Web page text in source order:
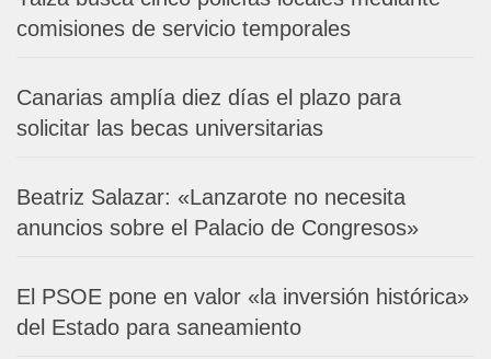
comisiones de servicio temporales
Canarias amplía diez días el plazo para
solicitar las becas universitarias
Beatriz Salazar: «Lanzarote no necesita
anuncios sobre el Palacio de Congresos»
El PSOE pone en valor «la inversión histórica»
del Estado para saneamiento